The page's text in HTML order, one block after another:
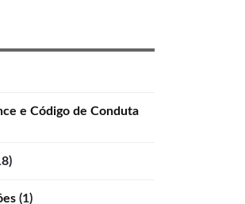
e Código de Conduta
(1)